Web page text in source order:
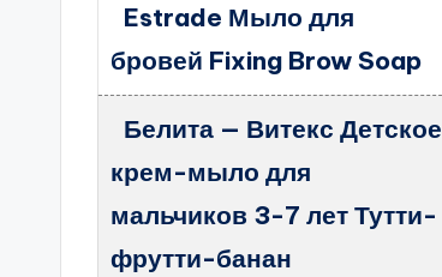
Estrade Мыло для
бровей Fixing Brow Soap
Белита — Витекс Детское
крем-мыло для
мальчиков 3-7 лет Тутти-
фрутти-банан